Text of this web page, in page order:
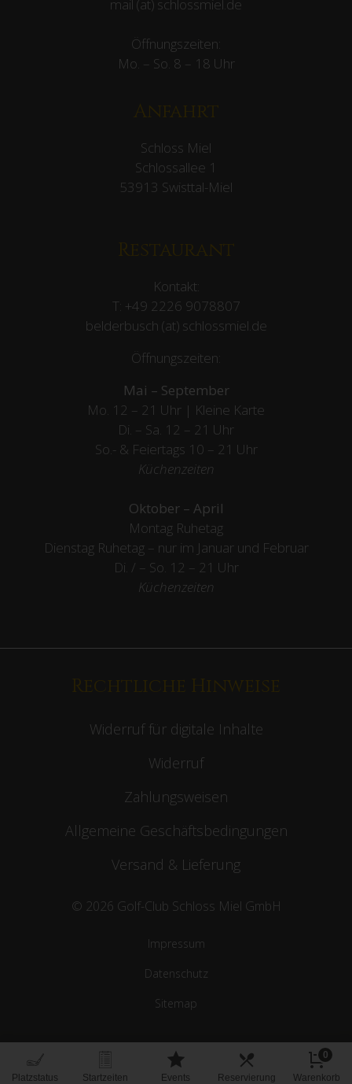
mail (at) schlossmiel.de
Öffnungszeiten:
Mo. – So. 8 – 18 Uhr
Anfahrt
Schloss Miel
Schlossallee 1
53913 Swisttal-Miel
Restaurant
Kontakt:
T: +49 2226 9078807
belderbusch (at) schlossmiel.de
Öffnungszeiten:
Mai – September
Mo. 12 – 21 Uhr | Kleine Karte
Di. – Sa. 12 – 21 Uhr
So.- & Feiertags 10 – 21 Uhr
Küchenzeiten
Oktober – April
Montag Ruhetag
Dienstag Ruhetag – nur im Januar und Februar
Di. / – So. 12 – 21 Uhr
Küchenzeiten
Rechtliche Hinweise
Widerruf für digitale Inhalte
Widerruf
Zahlungsweisen
Allgemeine Geschäftsbedingungen
Versand & Lieferung
© 2026 Golf-Club Schloss Miel GmbH
Impressum
Datenschutz
Sitemap
Platzstatus Startzeiten Events Reservierung
0
Warenkorb